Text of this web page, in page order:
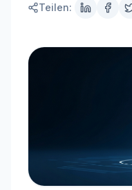
Teilen: